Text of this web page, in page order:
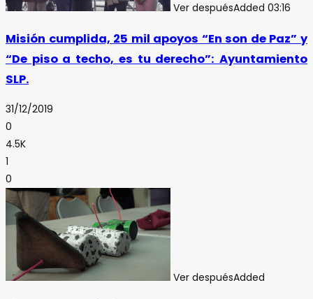
Ver despuésAdded 03:16
Misión cumplida, 25 mil apoyos “En son de Paz” y
“De piso a techo, es tu derecho”: Ayuntamiento
SLP.
31/12/2019
0
4.5K
1
0
Ver despuésAdded